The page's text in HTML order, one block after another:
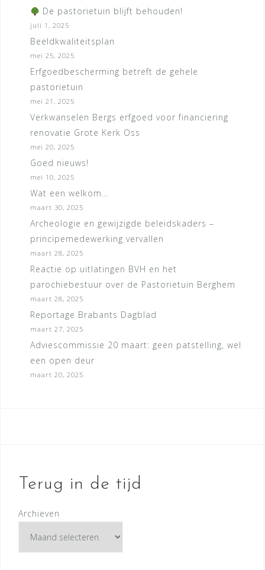
De pastorietuin blijft behouden!
juli 1, 2025
Beeldkwaliteitsplan
mei 25, 2025
Erfgoedbescherming betreft de gehele
pastorietuin
mei 21, 2025
Verkwanselen Bergs erfgoed voor financiering
renovatie Grote Kerk Oss
mei 20, 2025
Goed nieuws!
mei 10, 2025
Wat een welkom…
maart 30, 2025
Archeologie en gewijzigde beleidskaders –
principemedewerking vervallen
maart 28, 2025
Reactie op uitlatingen BVH en het
parochiebestuur over de Pastorietuin Berghem
maart 28, 2025
Reportage Brabants Dagblad
maart 27, 2025
Adviescommissie 20 maart: geen patstelling, wel
een open deur
maart 20, 2025
Terug in de tijd
Archieven